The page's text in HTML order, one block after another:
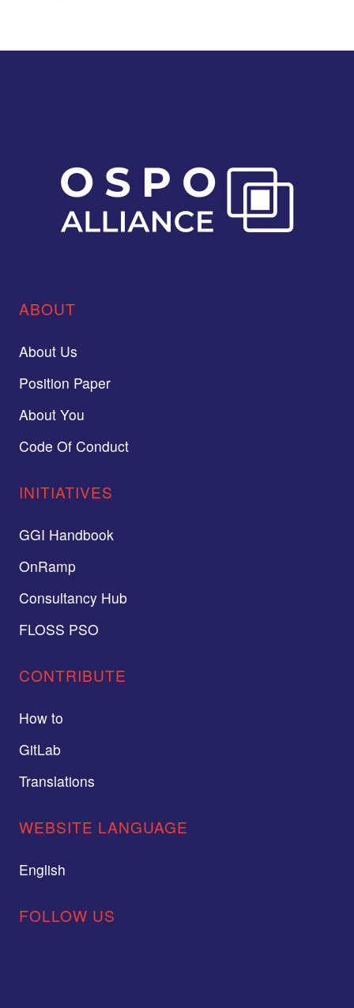
ABOUT
About Us
Position Paper
About You
Code Of Conduct
INITIATIVES
GGI Handbook
OnRamp
Consultancy Hub
FLOSS PSO
CONTRIBUTE
How to
GitLab
Translations
WEBSITE LANGUAGE
English
FOLLOW US